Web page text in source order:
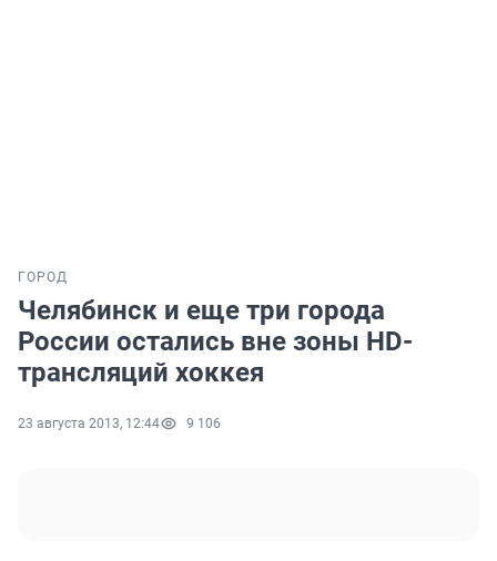
ГОРОД
Челябинск и еще три города
России остались вне зоны HD-
трансляций хоккея
23 августа 2013, 12:44 9 106